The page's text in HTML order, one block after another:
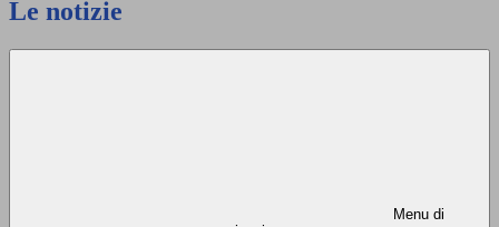
Le notizie
Menu di